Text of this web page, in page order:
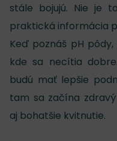
stále bojujú. Nie je
praktická informácia
Keď poznáš pH
kde sa necítia
budú mať lepšie
tam sa začína
aj bohatšie kvitnutie.